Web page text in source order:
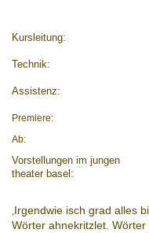
Kursleitung:
Technik:
Assistenz:
Premiere:
Ab:
Vorstellungen im jungen
theater basel:
‚Irgendwie isch grad alles
Wörter ahnekritzlet.